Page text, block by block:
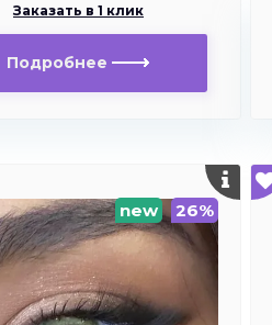
Заказать в 1 клик
Подробнее
new 26%